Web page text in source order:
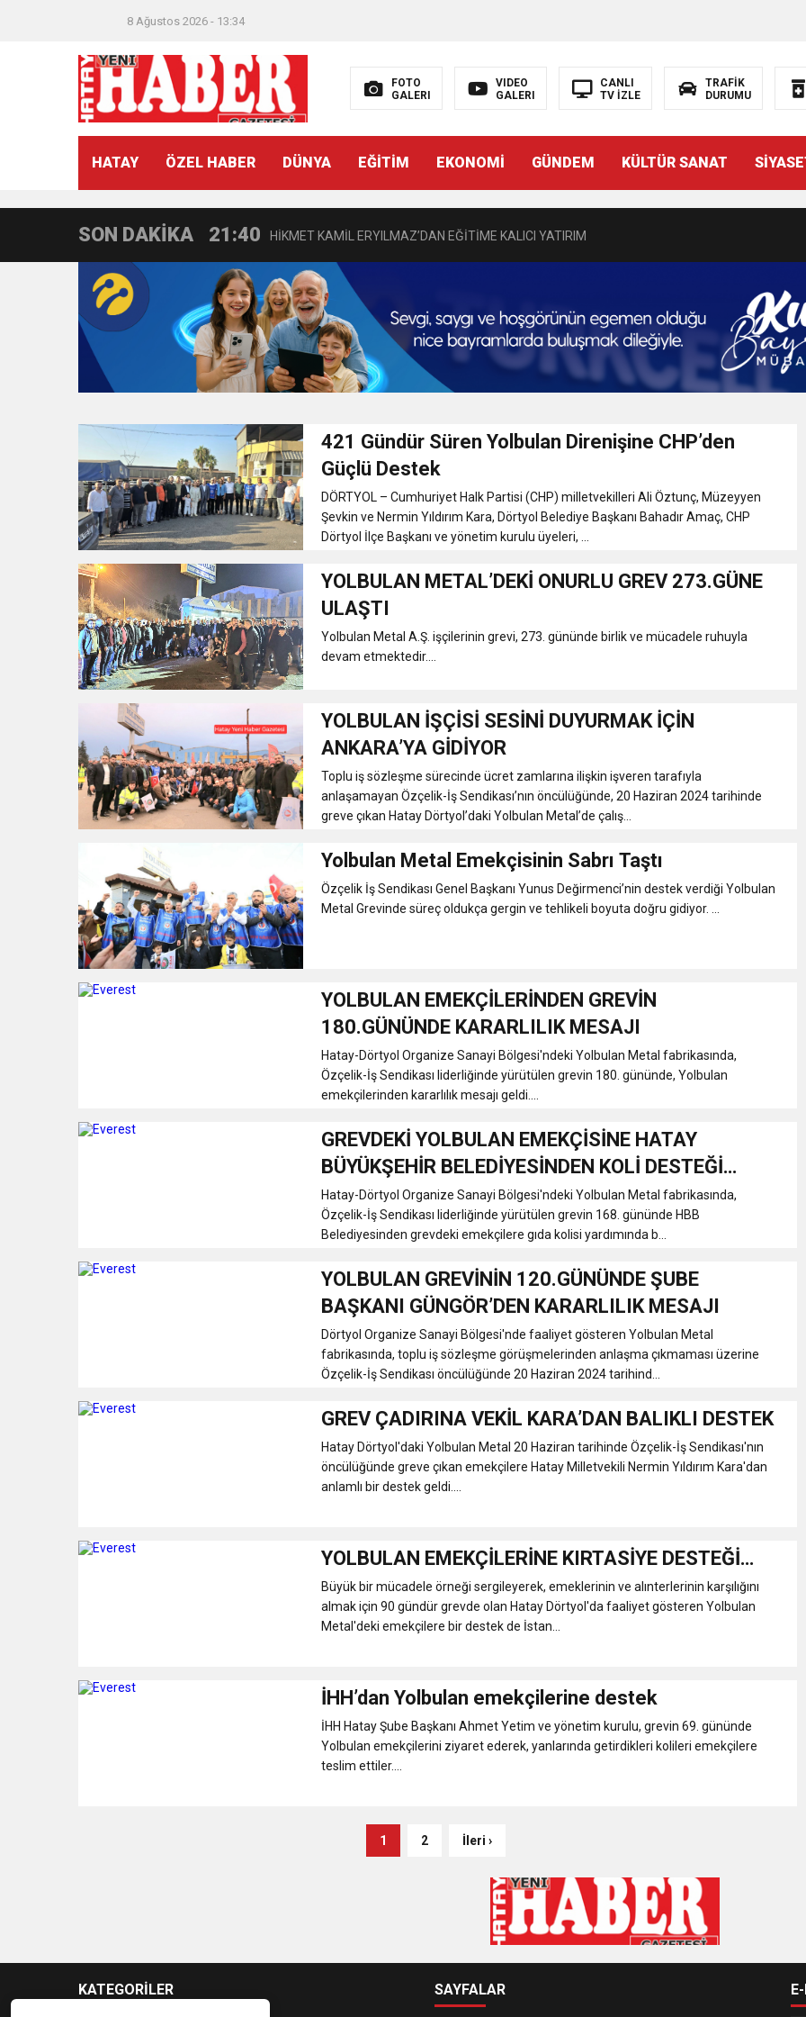
8 Ağustos 2026 - 13:34
FOTO
GALERI
VIDEO
GALERI
CANLI
TV İZLE
TRAFİK
DURUMU
HATAY ÖZEL HABER DÜNYA EĞİTİM EKONOMİ GÜNDEM KÜLTÜR SANAT
SON DAKİKA
18:22
11:47 İTSO’DAN CUMHURİYET BAŞSAVCISI BURAK ÖZTÜRK’E HAYIRLI OLSUN ZİYARETİ
18:55
21:40 HİKMET KAMİL ERYILMAZ’DAN EĞİTİME KALICI YATIRIM
3:47 Belediye Başkanı İbrahim Gül, Cumhuriyet, Türk Milletinin Özgürlük ve Onur Nişanesidir
6:19 HBB BAŞKANI ÖNTÜRK’ÜN CUMHURİYET BAYRAMI MESAJI
17:36
1:00 İTSO İŞ-KUR SGK TOPLANTI DUYURUSU
21:40 CEYLANDERE’DE BAŞKAN EMRAH KARAÇAY’A SEVGİ SELİ
18:22
421 Gündür Süren Yolbulan Direnişine CHP’den
Güçlü Destek
DÖRTYOL – Cumhuriyet Halk Partisi (CHP) milletvekilleri Ali Öztunç, Müzeyyen
Şevkin ve Nermin Yıldırım Kara, Dörtyol Belediye Başkanı Bahadır Amaç, CHP
Dörtyol İlçe Başkanı ve yönetim kurulu üyeleri, ...
YOLBULAN METAL’DEKİ ONURLU GREV 273.GÜNE
ULAŞTI
Yolbulan Metal A.Ş. işçilerinin grevi, 273. gününde birlik ve mücadele ruhuyla
devam etmektedir....
YOLBULAN İŞÇİSİ SESİNİ DUYURMAK İÇİN
ANKARA’YA GİDİYOR
Toplu iş sözleşme sürecinde ücret zamlarına ilişkin işveren tarafıyla
anlaşamayan Özçelik-İş Sendikası’nın öncülüğünde, 20 Haziran 2024 tarihinde
greve çıkan Hatay Dörtyol’daki Yolbulan Metal’de çalış...
Yolbulan Metal Emekçisinin Sabrı Taştı
Özçelik İş Sendikası Genel Başkanı Yunus Değirmenci’nin destek verdiği Yolbulan
Metal Grevinde süreç oldukça gergin ve tehlikeli boyuta doğru gidiyor. ...
YOLBULAN EMEKÇİLERİNDEN GREVİN
180.GÜNÜNDE KARARLILIK MESAJI
Hatay-Dörtyol Organize Sanayi Bölgesi'ndeki Yolbulan Metal fabrikasında,
Özçelik-İş Sendikası liderliğinde yürütülen grevin 180. gününde, Yolbulan
emekçilerinden kararlılık mesajı geldi....
GREVDEKİ YOLBULAN EMEKÇİSİNE HATAY
BÜYÜKŞEHİR BELEDİYESİNDEN KOLİ DESTEĞİ…
Hatay-Dörtyol Organize Sanayi Bölgesi'ndeki Yolbulan Metal fabrikasında,
Özçelik-İş Sendikası liderliğinde yürütülen grevin 168. gününde HBB
Belediyesinden grevdeki emekçilere gıda kolisi yardımında b...
YOLBULAN GREVİNİN 120.GÜNÜNDE ŞUBE
BAŞKANI GÜNGÖR’DEN KARARLILIK MESAJI
Dörtyol Organize Sanayi Bölgesi'nde faaliyet gösteren Yolbulan Metal
fabrikasında, toplu iş sözleşme görüşmelerinden anlaşma çıkmaması üzerine
Özçelik-İş Sendikası öncülüğünde 20 Haziran 2024 tarihind...
GREV ÇADIRINA VEKİL KARA’DAN BALIKLI DESTEK
Hatay Dörtyol'daki Yolbulan Metal 20 Haziran tarihinde Özçelik-İş Sendikası'nın
öncülüğünde greve çıkan emekçilere Hatay Milletvekili Nermin Yıldırım Kara'dan
anlamlı bir destek geldi....
YOLBULAN EMEKÇİLERİNE KIRTASİYE DESTEĞİ…
Büyük bir mücadele örneği sergileyerek, emeklerinin ve alınterlerinin karşılığını
almak için 90 gündür grevde olan Hatay Dörtyol'da faaliyet gösteren Yolbulan
Metal'deki emekçilere bir destek de İstan...
İHH’dan Yolbulan emekçilerine destek
İHH Hatay Şube Başkanı Ahmet Yetim ve yönetim kurulu, grevin 69. gününde
Yolbulan emekçilerini ziyaret ederek, yanlarında getirdikleri kolileri emekçilere
teslim ettiler....
1 2 İleri ›
KATEGORİLER SAYFALAR